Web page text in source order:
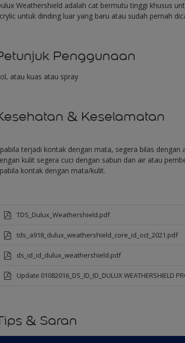
Weathershield adalah cat bermutu tinggi khusus
untuk dinding luar yang baru atau sudah pernah
Penggunaan
atau kuas atau spray
& Keselamatan
terjadi kontak dengan mata, segera bilas
kulit segera cuci dengan sabun dan air atau
kontak dengan mata/kulit.
TDS_Dulux_Weathershield.pdf
tds_a918_dulux_weathershield_core_id_oct_2021.pdf
ds_id_id_dulux_weathershield.pdf
Update 01082016_DS_ID_ID_DULUX WEATHERSHIELD
& Saran